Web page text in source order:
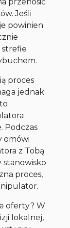
Jeśli
powinien
strefie
proces
jednak
Podczas
omówi
z Tobą
stanowisko
proces,
oferty? W
lokalnej,